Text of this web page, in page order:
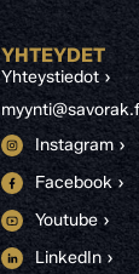
YHTEYDET
Yhteystiedot ›
Instagram ›
Facebook ›
Youtube ›
LinkedIn ›